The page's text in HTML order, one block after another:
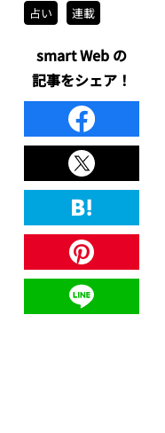
占い 連載
smart Web の
記事をシェア！